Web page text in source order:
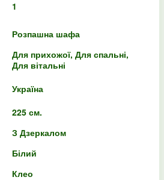
1
Розпашна шафа
Для прихожої, Для спальні,
Для вітальні
Україна
225 см.
З Дзеркалом
Білий
Клео